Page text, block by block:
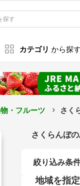
カテゴリ から探す
・フルーツ さく
さくらんぼ
絞り込み条
地域を指